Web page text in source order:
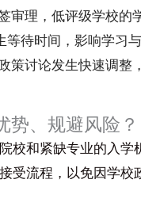
理，低评级学校的
待时间，影响学习与
讨论发生快速调整
势、规避风险？
校和紧缺专业的入学
受流程，以免因学校